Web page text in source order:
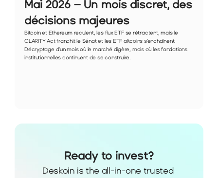
Mai 2026 – Un mois discret, des
décisions majeures
Bitcoin et Ethereum reculent, les flux ETF se rétractent, mais le
CLARITY Act franchit le Sénat et les ETF altcoins s'enchaînent.
Décryptage d'un mois où le marché digère, mais où les fondations
institutionnelles continuent de se construire.
Ready to invest?
Deskoin is the all-in-one trusted